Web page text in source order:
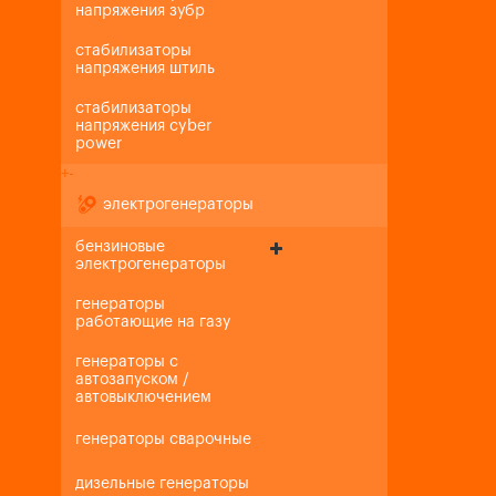
напряжения зубр
стабилизаторы
напряжения штиль
стабилизаторы
напряжения cyber
power
+-
электрогенераторы
бензиновые
электрогенераторы
генераторы
работающие на газу
генераторы с
автозапуском /
автовыключением
генераторы сварочные
дизельные генераторы